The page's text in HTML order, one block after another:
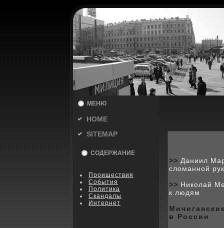
МЕНЮ
HOME
SITEMAP
СОДЕРЖАНИЕ
Пpoишествия
События
Политика
Скандалы
Интернет
>> Даниил
сломанной
>> Николай
к людям
в России